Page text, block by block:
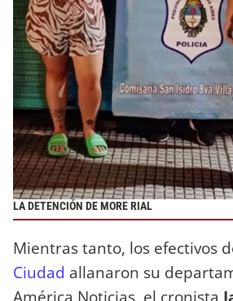
LA DETENCIÓN DE MORE RIAL
Mientras tanto, los efectivos
Ciudad allanaron su
América Noticias, el cronista